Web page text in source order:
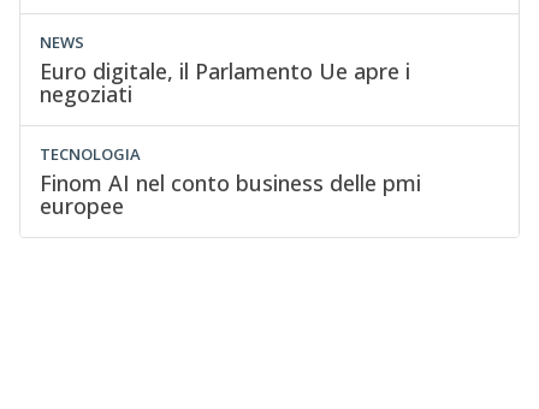
NEWS
Euro digitale, il Parlamento Ue apre i
negoziati
TECNOLOGIA
Finom AI nel conto business delle pmi
europee